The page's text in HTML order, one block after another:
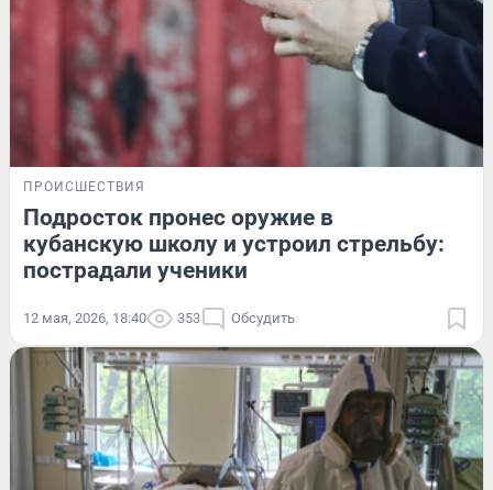
ПРОИСШЕСТВИЯ
Подросток пронес оружие в
кубанскую школу и устроил стрельбу:
пострадали ученики
12 мая, 2026, 18:40 353 Обсудить